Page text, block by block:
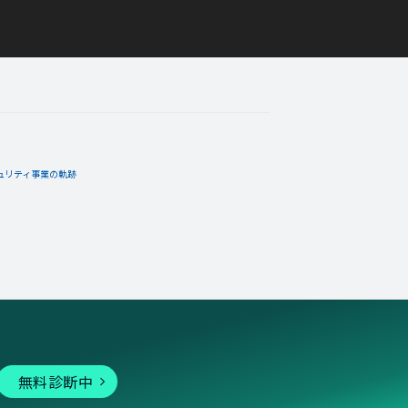
リティ事業の軌跡
無料診断中